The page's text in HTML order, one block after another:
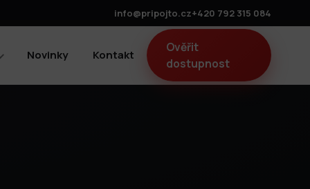
info@pripojto.cz+420 792 315 084
Novinky Kontakt
Ověřit
dostupnost